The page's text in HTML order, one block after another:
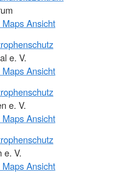
Ansicht
e. V.
Ansicht
e. V.
Ansicht
e. V.
Ansicht